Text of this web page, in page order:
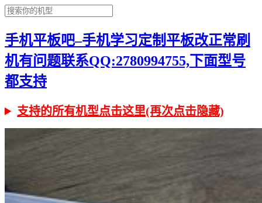
手机平板吧–手机学习定制平板改正常刷
机有问题联系QQ:2780994755,下面型号
都支持
支持的所有机型点击这里(再次点击隐藏)